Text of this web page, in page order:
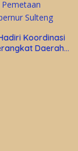
Koordinasi
Daerah